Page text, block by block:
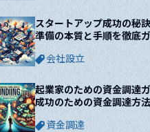
スタートアップ成功の秘
準備の本質と手順を徹底
会社設立
起業家のための資金調達
成功のための資金調達方
資金調達